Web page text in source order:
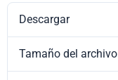
Descargar
Tamaño del archivo